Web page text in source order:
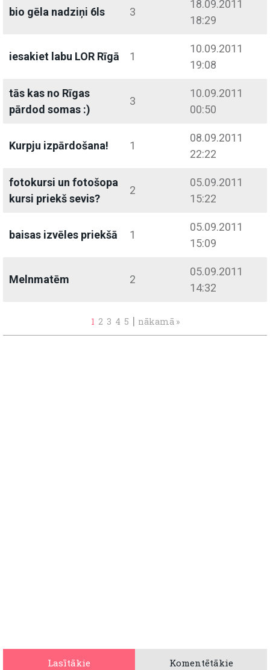
bio gēla nadziņi 6ls 3
18.09.2011
18:29
iesakiet labu LOR Rīgā 1
10.09.2011
19:08
tās kas no Rīgas
pārdod somas :)
3
10.09.2011
00:50
Kurpju izpārdošana! 1
08.09.2011
22:22
fotokursi un fotošopa
kursi priekš sevis?
2
05.09.2011
15:22
baisas izvēles priekšā 1
05.09.2011
15:09
Melnmatēm 2
05.09.2011
14:32
1 2 3 4 5 | nākamā »
Lasītākie Komentētākie